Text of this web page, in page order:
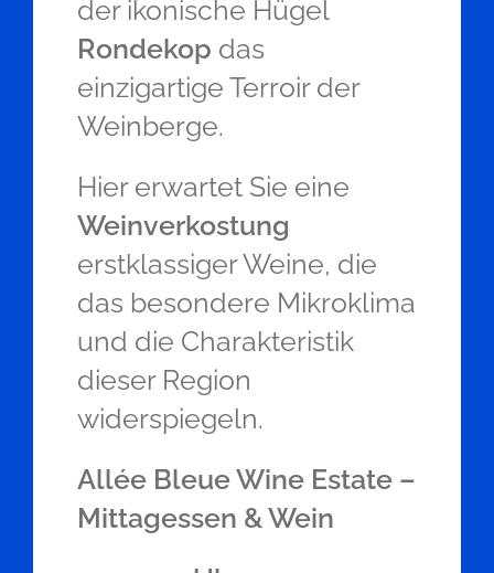
der ikonische Hügel
Rondekop das
einzigartige Terroir der
Weinberge.
Hier erwartet Sie eine
Weinverkostung
erstklassiger Weine, die
das besondere Mikroklima
und die Charakteristik
dieser Region
widerspiegeln.
Allée Bleue Wine Estate –
Mittagessen & Wein